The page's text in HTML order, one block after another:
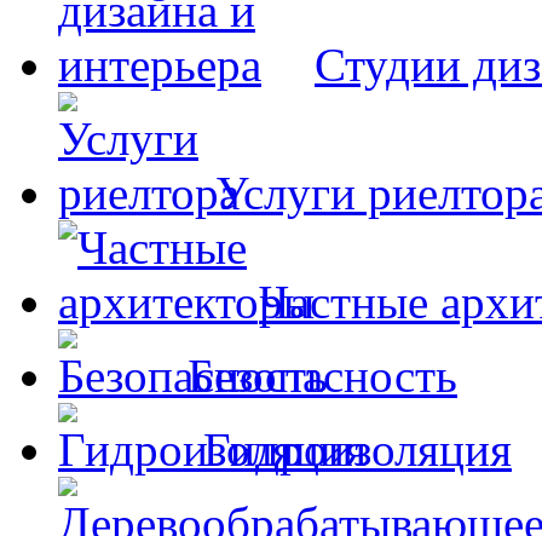
Студии
Услуги
Частные
Безопасность
Гидроизоляция